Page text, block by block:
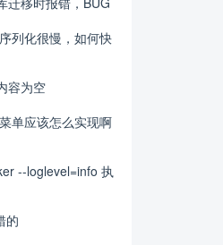
列化很慢，如何快
容为空
单应该怎么实现啊
--loglevel=info 执
的